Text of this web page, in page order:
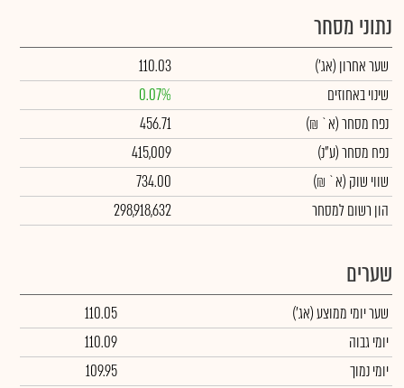
נתוני מסחר
שער אחרון (אג')
110.03
שינוי באחוזים
0.07%
נפח מסחר(א` ₪)
456.71
נפח מסחר(ע"נ)
415,009
שווי שוק (א` ₪)
734.00
הון רשום למסחר
298,918,632
שערים
שער יומי ממוצע(אג')
110.05
יומי גבוה
110.09
יומי נמוך
109.95